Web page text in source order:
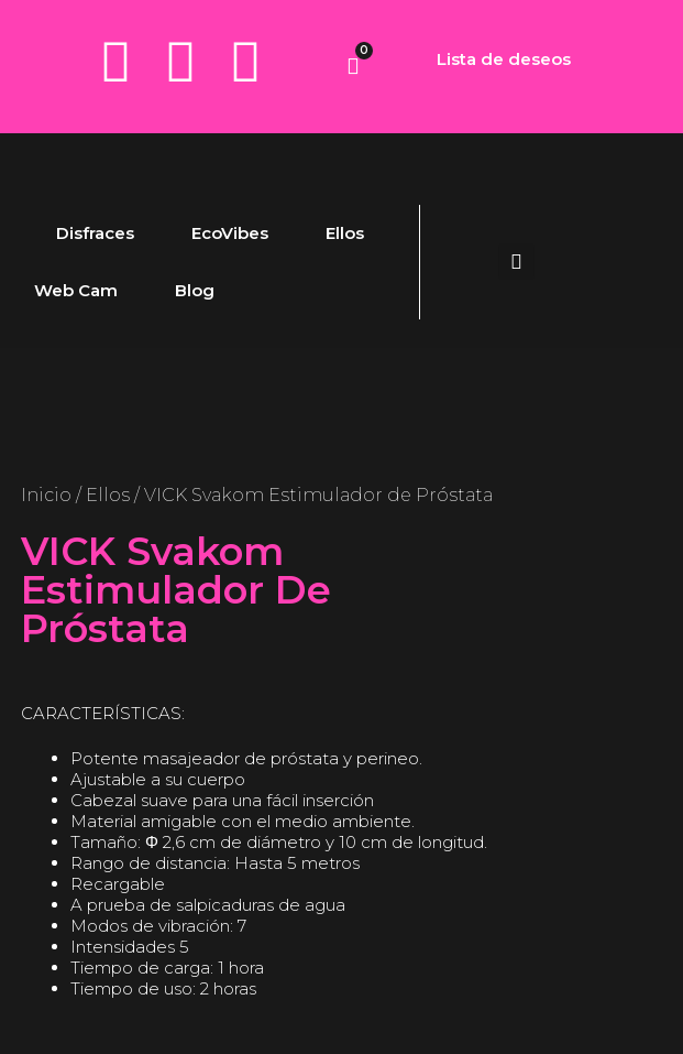
0 Lista de deseos
Disfraces EcoVibes Ellos
Web Cam Blog
Inicio / Ellos / VICK Svakom Estimulador de Próstata
VICK Svakom
Estimulador De
Próstata
CARACTERÍSTICAS:
Potente masajeador de próstata y perineo.
Ajustable a su cuerpo
Cabezal suave para una fácil inserción
Material amigable con el medio ambiente.
Tamaño: Φ 2,6 cm de diámetro y 10 cm de longitud.
Rango de distancia: Hasta 5 metros
Recargable
A prueba de salpicaduras de agua
Modos de vibración: 7
Intensidades 5
Tiempo de carga: 1 hora
Tiempo de uso: 2 horas